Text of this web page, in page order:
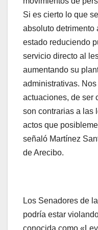
Si es cierto lo que
absoluto detrimento
estado reduciendo
servicio directo al
aumentando su
administrativas.
actuaciones, de ser
son contrarias a las
actos que
señaló Martínez
de Arecibo.
Los Senadores de
podría estar
conocida como